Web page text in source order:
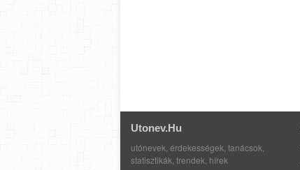
Utonev.hu
utónevek, érdekességek, tanácsok,
statisztikák, trendek, hírek